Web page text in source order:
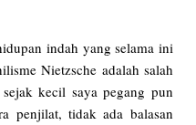
indah yang selama ini
Nietzsche adalah salah
kecil saya pegang pun
penjilat, tidak ada balasan